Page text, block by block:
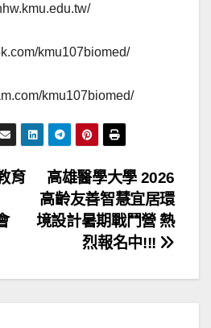
kmu107biomed/
kmu107biomed/
高雄醫學大學 2026
高齡友善智慧宜居環
境設計暑期戰鬥營 熱
烈報名中!!!
育